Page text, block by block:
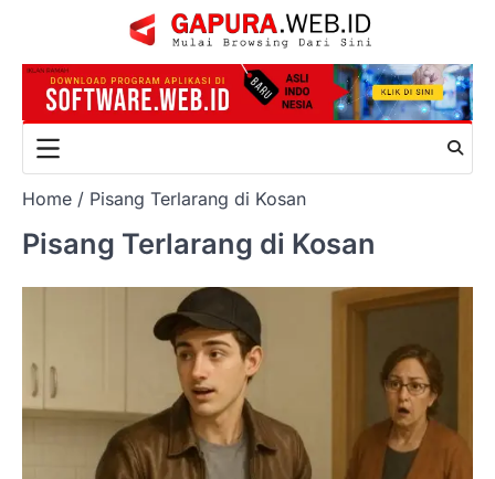
content
Home Pisang Terlarang di Kosan
Pisang Terlarang di Kosan